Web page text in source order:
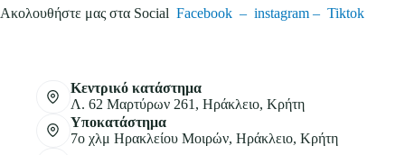
Ακολουθήστε μας στα Social Facebook – instagram – Tiktok
Κεντρικό κατάστημα
Λ. 62 Μαρτύρων 261, Ηράκλειο, Κρήτη
Υποκατάστημα
7ο χλμ Ηρακλείου Μοιρών, Ηράκλειο, Κρήτη